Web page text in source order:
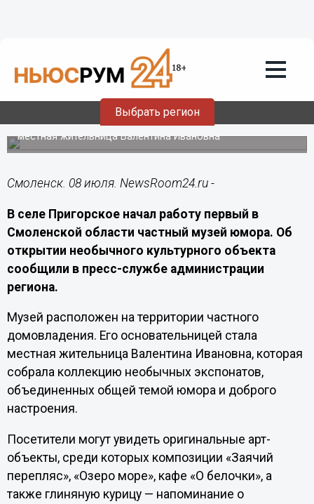
Выбрать регион
08.07.202619:40
В смоленском селе Пригорское
появился музей юмора
Необычное частное культурное пространство создала
местная жительница Валентина Ивановна
Смоленск. 08 июля. NewsRoom24.ru -
В селе Пригорское начал работу первый в
Смоленской области частный музей юмора. Об
открытии необычного культурного объекта
сообщили в пресс-службе администрации
региона.
Музей расположен на территории частного
домовладения. Его основательницей стала
местная жительница Валентина Ивановна, которая
собрала коллекцию необычных экспонатов,
объединенных общей темой юмора и доброго
настроения.
Посетители могут увидеть оригинальные арт-
объекты, среди которых композиции «Заячий
перепляс», «Озеро море», кафе «О белочки», а
также глиняную курицу — напоминание о